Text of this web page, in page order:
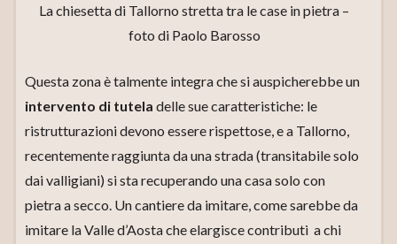
La chiesetta di Tallorno stretta tra le case in pietra –
foto di Paolo Barosso
Questa zona è talmente integra che si auspicherebbe un
intervento di tutela delle sue caratteristiche: le
ristrutturazioni devono essere rispettose, e a Tallorno,
recentemente raggiunta da una strada (transitabile solo
dai valligiani) si sta recuperando una casa solo con
pietra a secco. Un cantiere da imitare, come sarebbe da
imitare la Valle d’Aosta che elargisce contributi a chi